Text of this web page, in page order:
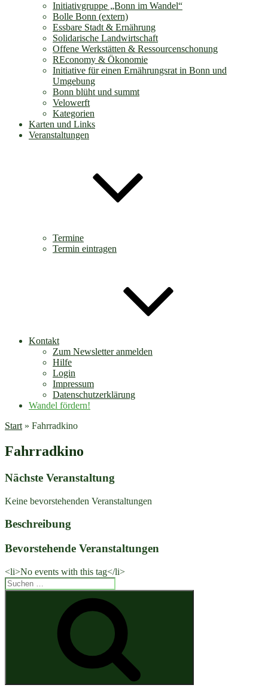
Initiativgruppe „Bonn im Wandel“
Bolle Bonn (extern)
Essbare Stadt & Ernährung
Solidarische Landwirtschaft
Offene Werkstätten & Ressourcenschonung
REconomy & Ökonomie
Initiative für einen Ernährungsrat in Bonn und
Umgebung
Bonn blüht und summt
Velowerft
Kategorien
Karten und Links
Veranstaltungen
Termine
Termin eintragen
Kontakt
Zum Newsletter anmelden
Hilfe
Login
Impressum
Datenschutzerklärung
Wandel fördern!
Start » Fahrradkino
Fahrradkino
Nächste Veranstaltung
Keine bevorstehenden Veranstaltungen
Beschreibung
Bevorstehende Veranstaltungen
<li>No events with this tag</li>
Suchen
nach: